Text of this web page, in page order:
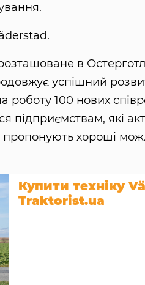
в
успішний
роботу 100 нових
підприємствам, які
хороші
Купити техніку
Traktorist.ua